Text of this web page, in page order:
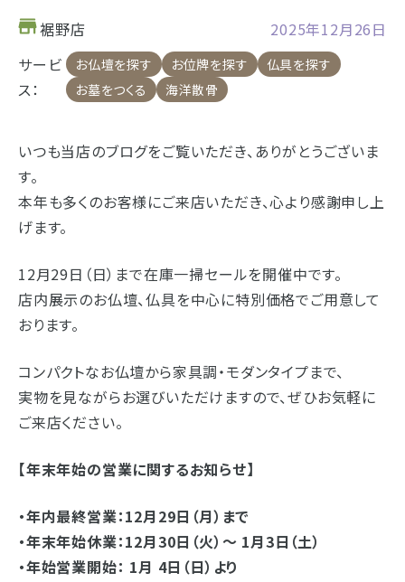
駐車場
駐車場12台駐車可能
静岡県浜松市浜北区東美薗182
電話番号
地図を開く 店舗評価 詳細を見る
浜松店の店舗情報
静岡本通店 静岡石田街道店 清水店
お店一覧を見る
仏具
お墓
海洋散骨
樹木葬
- セール情報
- 新着情報
- 企業情報
- なつかしのCM
裾野店
2025年12月26日
サービ
ス：
お仏壇を探す お位牌を探す
仏具を探す
お墓をつくる
海洋散骨
いつも当店のブログをご覧いただき、ありがとうございま
す。
本年も多くのお客様にご来店いただき、心より感謝申し上
げます。
12月29日（日）まで在庫一掃セールを開催中です。
店内展示のお仏壇、仏具を中心に特別価格でご用意して
おります。
コンパクトなお仏壇から家具調・モダンタイプまで、
実物を見ながらお選びいただけますので、ぜひお気軽に
ご来店ください。
【年末年始の営業に関するお知らせ】
・年内最終営業：12月29日（月）まで
・年末年始休業：12月30日（火）～ 1月3日（土）
・年始営業開始： 1月 4日（日）より